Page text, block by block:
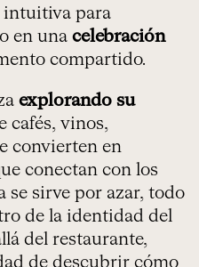
intuitiva para
en una celebración
compartido.
explorando su
cafés, vinos,
convierten en
conectan con los
se sirve por azar, todo
de la identidad del
del restaurante,
de descubrir cómo